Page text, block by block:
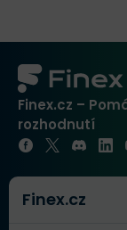
Finex.cz –
rozhodnutí
Finex.cz